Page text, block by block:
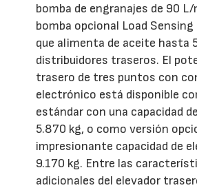
bomba de engranajes de 90
bomba opcional Load
que alimenta de aceite hasta
distribuidores traseros. El
trasero de tres puntos con
electrónico está disponible
estándar con una capacidad
5.870 kg, o como versión
impresionante capacidad de
9.170 kg. Entre las
adicionales del elevador